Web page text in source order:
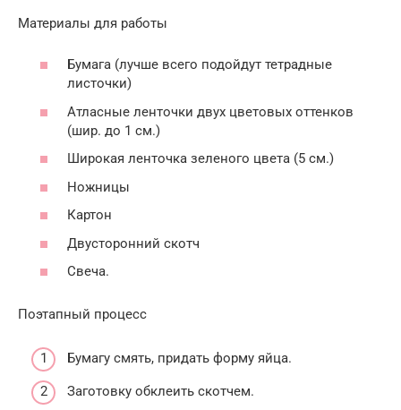
Материалы для работы
Бумага (лучше всего подойдут тетрадные
листочки)
Атласные ленточки двух цветовых оттенков
(шир. до 1 см.)
Широкая ленточка зеленого цвета (5 см.)
Ножницы
Картон
Двусторонний скотч
Свеча.
Поэтапный процесс
Бумагу смять, придать форму яйца.
Заготовку обклеить скотчем.